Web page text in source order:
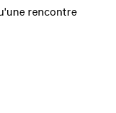
rencontre